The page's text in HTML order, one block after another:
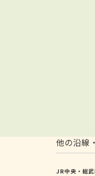
他の沿線
JR中央・総